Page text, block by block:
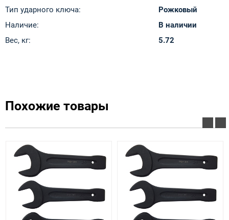
Тип ударного ключа:
Рожковый
Наличие:
В наличии
Вес, кг:
5.72
Похожие товары